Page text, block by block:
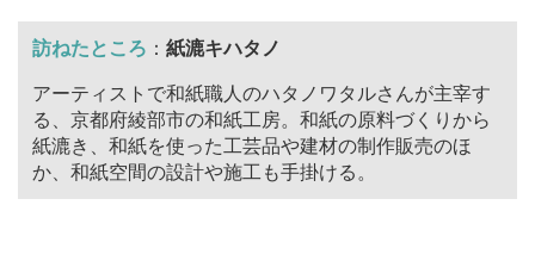
訪ねたところ ： 紙漉キハタノ
アーティストで和紙職人のハタノワタルさんが主宰す
る、京都府綾部市の和紙工房。和紙の原料づくりから
紙漉き、和紙を使った工芸品や建材の制作販売のほ
か、和紙空間の設計や施工も手掛ける。